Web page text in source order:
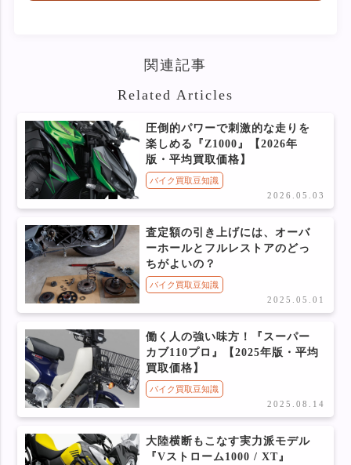
関連記事
Related Articles
圧倒的パワーで刺激的な走りを
楽しめる『Z1000』【2026年
版・平均買取価格】
バイク買取豆知識
2026.05.03
査定額の引き上げには、オーバ
ーホールとフルレストアのどっ
ちがよいの？
バイク買取豆知識
2025.05.01
働く人の強い味方！『スーパー
カブ110プロ』【2025年版・平均
買取価格】
バイク買取豆知識
2025.08.14
大陸横断もこなす実力派モデル
『Vストローム1000 / XT』